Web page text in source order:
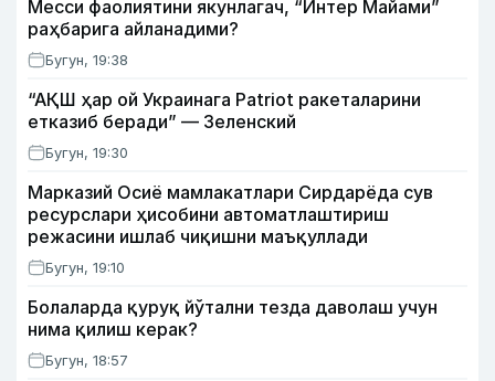
Месси фаолиятини якунлагач, “Интер Майами”
раҳбарига айланадими?
Бугун, 19:38
“АҚШ ҳар ой Украинага Patriot ракеталарини
етказиб беради” — Зеленский
Бугун, 19:30
Марказий Осиё мамлакатлари Сирдарёда сув
ресурслари ҳисобини автоматлаштириш
режасини ишлаб чиқишни маъқуллади
Бугун, 19:10
Болаларда қуруқ йўтални тезда даволаш учун
нима қилиш керак?
Бугун, 18:57